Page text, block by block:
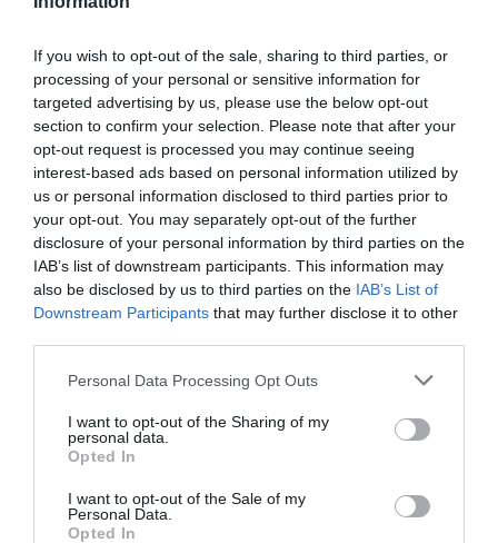
If you wish to opt-out of the sale, sharing to third parties, or
processing of your personal or sensitive information for
targeted advertising by us, please use the below opt-out
section to confirm your selection. Please note that after your
opt-out request is processed you may continue seeing
interest-based ads based on personal information utilized by
us or personal information disclosed to third parties prior to
your opt-out. You may separately opt-out of the further
disclosure of your personal information by third parties on the
IAB’s list of downstream participants. This information may
also be disclosed by us to third parties on the IAB’s List of
Downstream Participants that may further disclose it to other
Personal Data Processing Opt Outs
I want to opt-out of the Sharing of my
personal data.
Opted In
I want to opt-out of the Sale of my
Personal Data.
Opted In
Durante una visita reciente, ladirectora general de
Reto Demográfico, Angélica Such, pudo conocer el
estado avanzado del proyecto, así como el conjunto de
iniciativas que el municipio viene desarrollando en
los últimos años en materia de innovación y
sostenibilidad.
El recorrido, coordinado por el alcaldeRafael
Giménez, contó también con la presencia de
Luisfran
trabaja también en un centro de características
similares.